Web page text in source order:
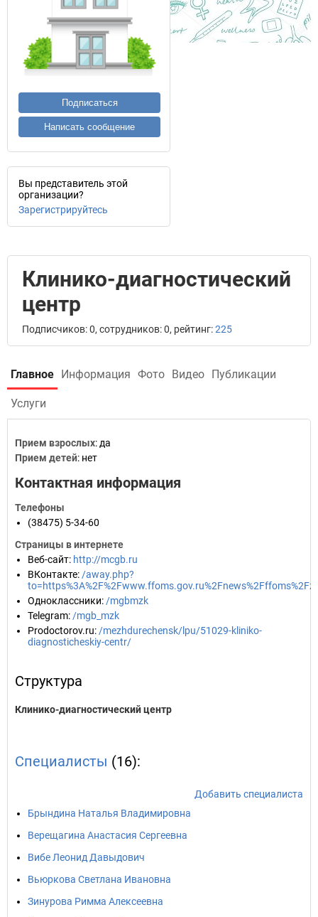
Подписаться
Написать сообщение
Вы представитель этой
организации?
Зарегистрируйтесь
Клинико-диагностический
центр
Подписчиков: 0, сотрудников: 0, рейтинг:225
Главное Информация Фото Видео Публикации
Услуги
Прием взрослых: да
Прием детей: нет
Контактная информация
Телефоны
(38475) 5-34-60
Страницы в интернете
Веб-сайт: http://mcgb.ru
ВКонтакте: /away.php?
Одноклассники: /mgbmzk
Telegram: /mgb_mzk
Prodoctorov.ru: /mezhdurechensk/lpu/51029-kliniko-
diagnosticheskiy-centr/
Структура
Клинико-диагностический центр
Специалисты (16):
Добавить специалиста
Брындина Наталья Владимировна
Верещагина Анастасия Сергеевна
Вибе Леонид Давыдович
Вьюркова Светлана Ивановна
Зинурова Римма Алексеевна